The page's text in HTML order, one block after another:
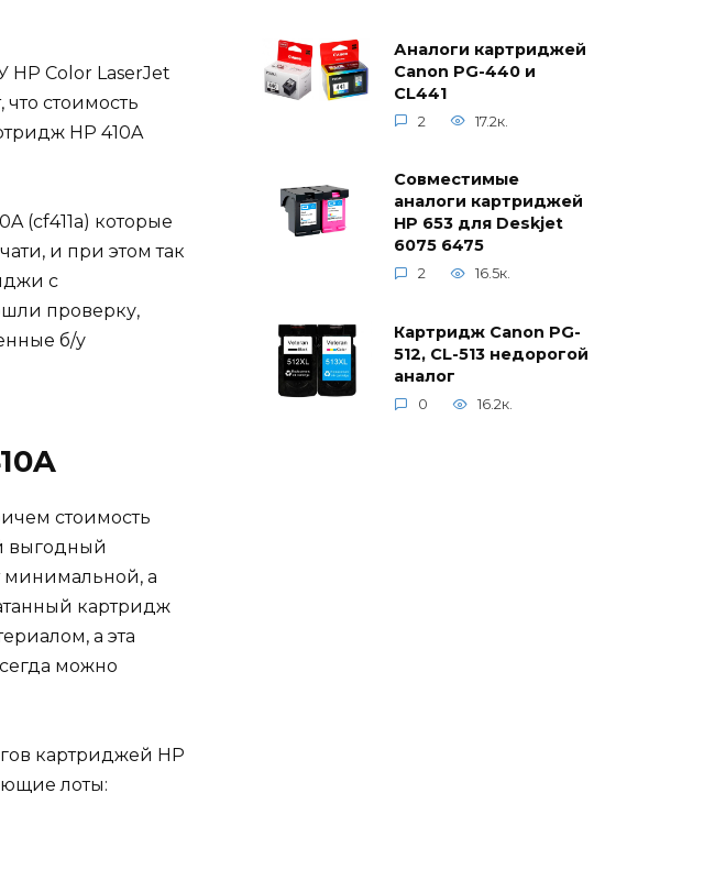
Color LaserJet
стоимость
HP 410A
(cf411a) которые
и при этом так
с
проверку,
б/у
стоимость
выгодный
минимальной, а
картридж
а эта
можно
картриджей HP
лоты:
Аналоги картриджей
Canon PG-440 и
CL441
2 17.2к.
Совместимые
аналоги картриджей
HP 653 для Deskjet
6075 6475
2 16.5к.
Картридж Canon PG-
512, CL-513 недорогой
аналог
0 16.2к.